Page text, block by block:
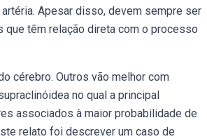
Apesar disso, devem sempre ser
têm relação direta com o processo
cérebro. Outros vão melhor com
no qual a principal
associados à maior probabilidade de
relato foi descrever um caso de